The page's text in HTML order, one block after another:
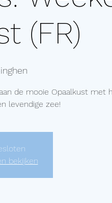
(FR)
de mooie Opaalkust met
levendige zee!
bekijken